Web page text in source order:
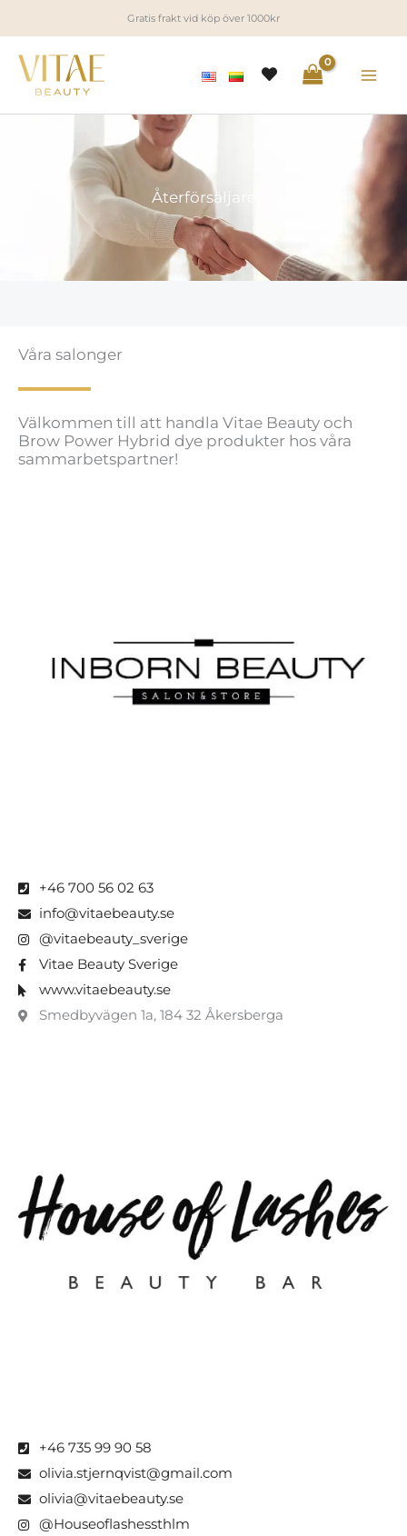
till
innehåll
Gratis frakt vid köp över 1000kr
Återförsäljare
Våra salonger
Välkommen till att handla Vitae Beauty och
Brow Power Hybrid dye produkter hos våra
sammarbetspartner!
+46 700 56 02 63
info@vitaebeauty.se
@vitaebeauty_sverige
Vitae Beauty Sverige
www.vitaebeauty.se
Smedbyvägen 1a, 184 32 Åkersberga
+46 735 99 90 58
olivia.stjernqvist@gmail.com
olivia@vitaebeauty.se
@Houseoflashessthlm